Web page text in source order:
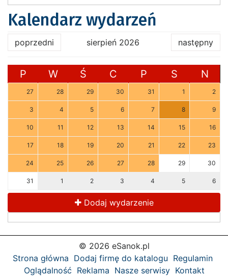
Kalendarz wydarzeń
poprzedni sierpień 2026 następny
P W Ś C P S N
27 28 29 30 31 1 2
3 4 5 6 7 8 9
10 11 12 13 14 15 16
17 18 19 20 21 22 23
24 25 26 27 28 29 30
31 1 2 3 4 5 6
Dodaj wydarzenie
© 2026 eSanok.pl
Strona główna Dodaj firmę do katalogu Regulamin
Oglądalność Reklama Nasze serwisy Kontakt